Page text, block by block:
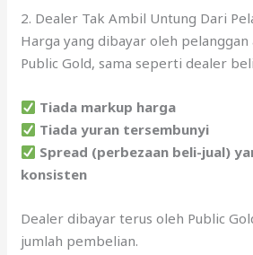
2. Dealer Tak Ambil Untung Dari
Harga yang dibayar oleh pelanggan
Public Gold, sama seperti dealer
Tiada markup harga
Tiada yuran tersembunyi
Spread (perbezaan beli-jual)
konsisten
Dealer dibayar terus oleh Public
jumlah pembelian.